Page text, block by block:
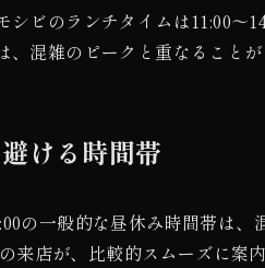
シビのランチタイムは11:00〜
、混雑のピークと重なることが
ける時間帯
の一般的な昼休み時間帯は
来店が、比較的スムーズに案